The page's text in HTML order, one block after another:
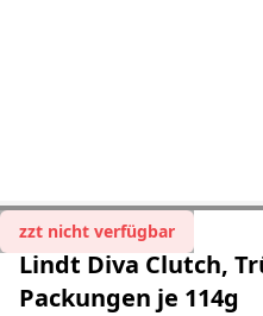
zzt nicht verfügbar
Lindt Diva Clutch,
Packungen je 114g